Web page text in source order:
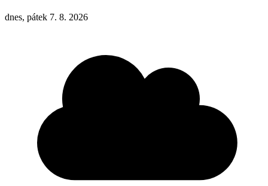
dnes, pátek 7. 8. 2026